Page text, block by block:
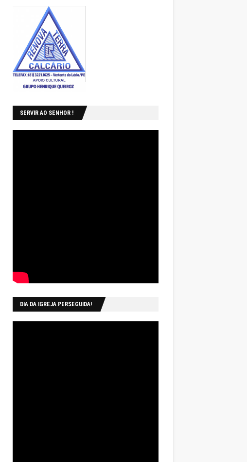
SERVIR AO SENHOR !
DIA DA IGREJA PERSEGUIDA!